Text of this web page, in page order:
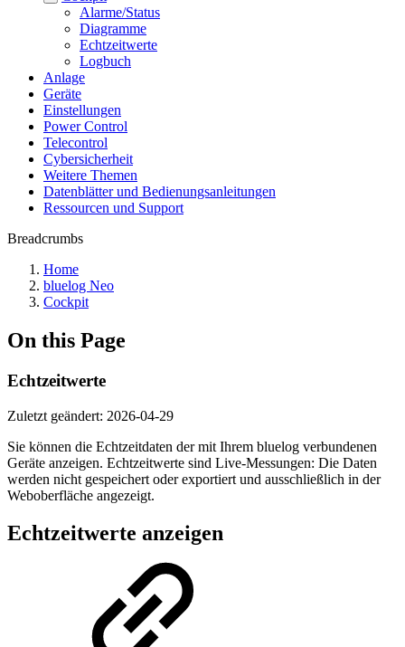
Alarme/Status
Diagramme
Echtzeitwerte
Logbuch
Anlage
Geräte
Einstellungen
Power Control
Telecontrol
Cybersicherheit
Weitere Themen
Datenblätter und Bedienungsanleitungen
Ressourcen und Support
Breadcrumbs
Home
bluelog Neo
Cockpit
On this Page
Echtzeitwerte
Zuletzt geändert: 2026-04-29
Sie können die Echtzeitdaten der mit Ihrem bluelog verbundenen
Geräte anzeigen. Echtzeitwerte sind Live-Messungen: Die Daten
werden nicht gespeichert oder exportiert und ausschließlich in der
Weboberfläche angezeigt.
Echtzeitwerte anzeigen